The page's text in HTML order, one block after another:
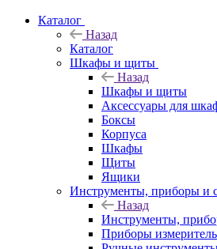
Каталог
Назад
Каталог
Шкафы и щиты
Назад
Шкафы и щиты
Аксессуары для
Боксы
Корпуса
Шкафы
Щиты
Ящики
Инструменты, приборы и
Назад
Инструменты,
Приборы